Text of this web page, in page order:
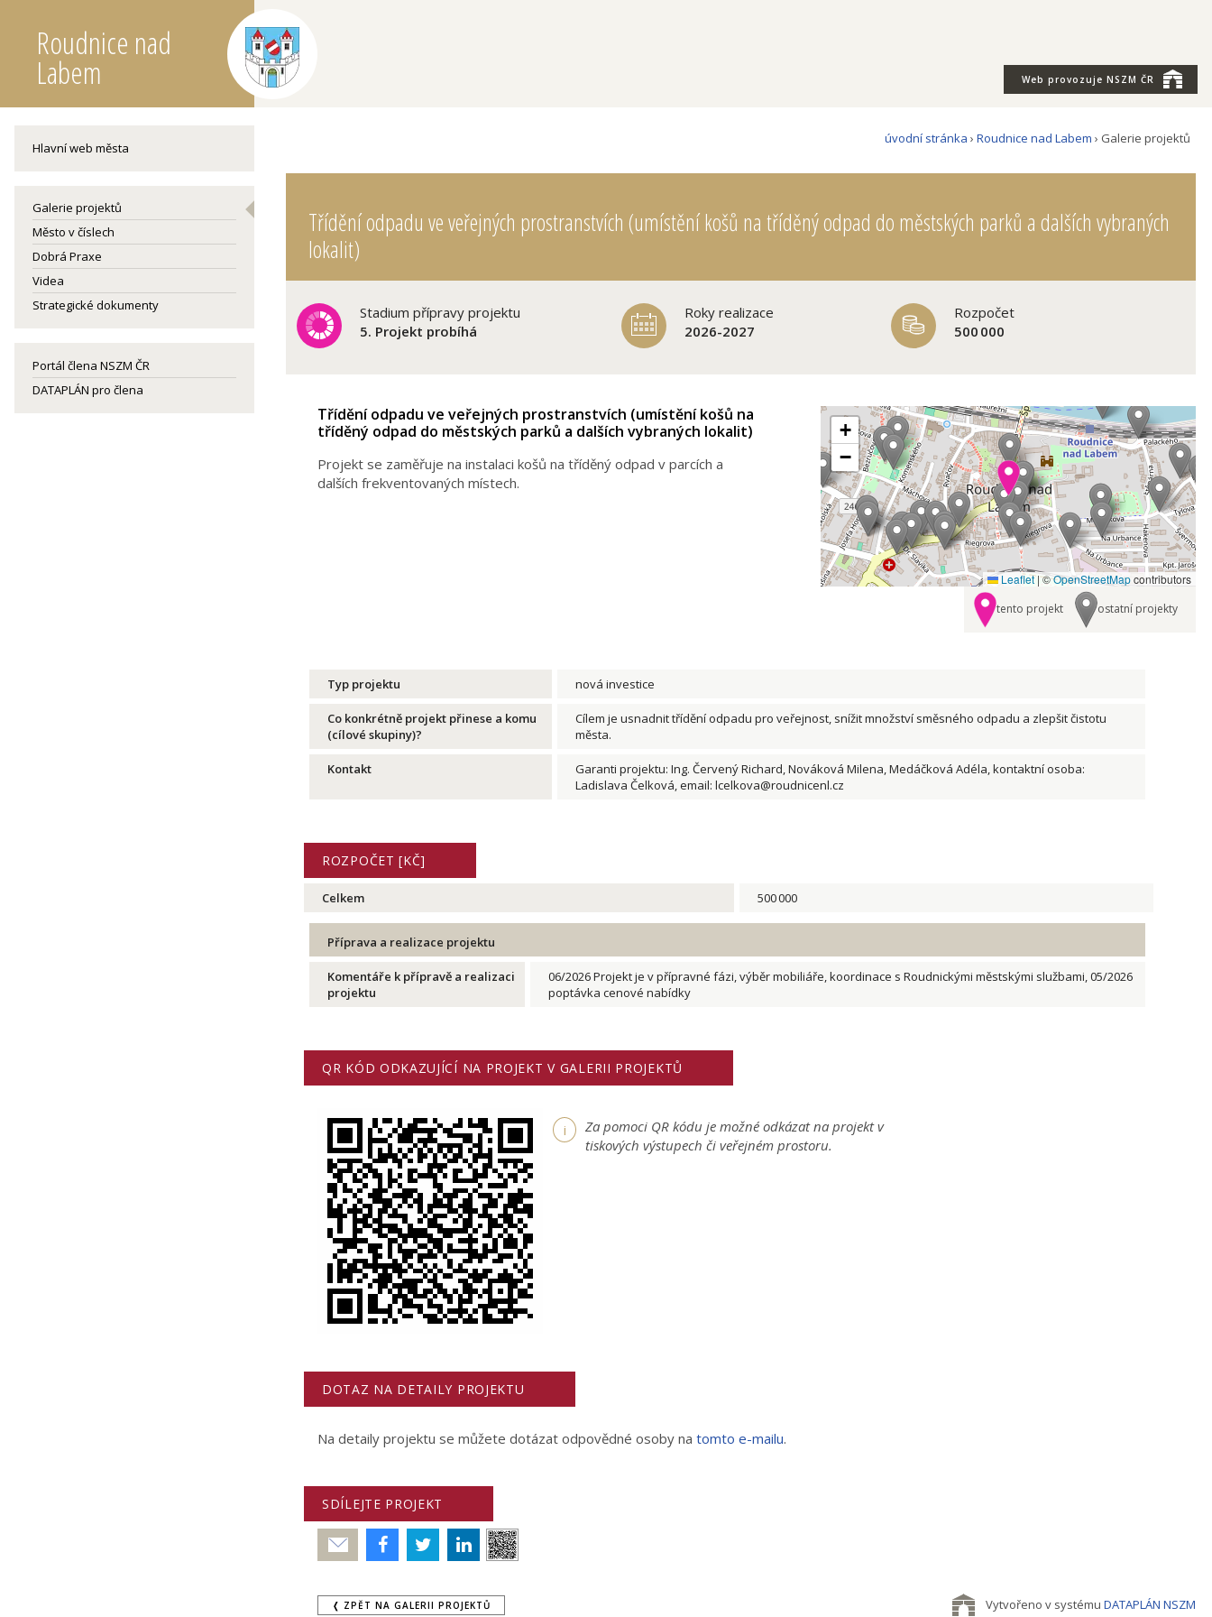
Roudnice nad
Labem Web provozuje NSZM ČR
Hlavní web města
Galerie projektů
Město v číslech
Dobrá Praxe
Videa
Strategické dokumenty
Portál člena NSZM ČR
DATAPLÁN pro člena
úvodní stránka › Roudnice nad Labem › Galerie projektů
Třídění odpadu ve veřejných prostranstvích (umístění košů na tříděný odpad do městských parků a dalších vybraných
lokalit)
Stadium přípravy projektu
5. Projekt probíhá
Roky realizace
2026-2027
Rozpočet
500 000
Třídění odpadu ve veřejných prostranstvích (umístění košů na
tříděný odpad do městských parků a dalších vybraných lokalit)
Projekt se zaměřuje na instalaci košů na tříděný odpad v parcích a
dalších frekventovaných místech.
+
−
Leaflet |©OpenStreetMapcontributors
tento projekt
ostatní projekty
Typ projektu nová investice
Co konkrétně projekt přinese a komu
(cílové skupiny)?
Cílem je usnadnit třídění odpadu pro veřejnost, snížit množství směsného odpadu a zlepšit čistotu
města.
Kontakt
Garanti projektu: Ing. Červený Richard, Nováková Milena, Medáčková Adéla, kontaktní osoba:
Ladislava Čelková, email: lcelkova@roudnicenl.cz
ROZPOČET [KČ]
Celkem 500 000
Příprava a realizace projektu
Komentáře k přípravě a realizaci
projektu
06/2026 Projekt je v přípravné fázi, výběr mobiliáře, koordinace s Roudnickými městskými službami, 05/2026
poptávka cenové nabídky
QR KÓD ODKAZUJÍCÍ NA PROJEKT V GALERII PROJEKTŮ
i
Za pomoci QR kódu je možné odkázat na projekt v
tiskových výstupech či veřejném prostoru.
DOTAZ NA DETAILY PROJEKTU
Na detaily projektu se můžete dotázat odpovědné osoby na tomto e-mailu.
SDÍLEJTE PROJEKT
Poslat
❬ ZPĚT NA GALERII PROJEKTŮ Vytvořeno v systému DATAPLÁN NSZM